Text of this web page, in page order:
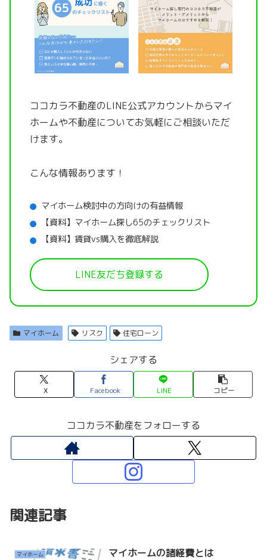
ココカラ不動産のLINE公式アカウントからマイ
ホームや不動産についてお気軽にご相談いただ
けます。
こんな情報あります！
マイホーム検討中の方向けの有益情報
【資料】マイホーム探し65のチェックリスト
【資料】賃貸vs購入を徹底解説
LINE友だち登録する
マイホーム リスク 住宅ローン
シェアする
X Facebook LINE コピー
ココカラ不動産をフォローする
関連記事
マイホーム マイホームの諸経費とは